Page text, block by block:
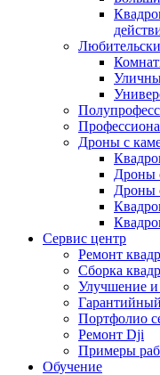
Дроны с
Дроны
Дроны
Сервис центр
Ремонт
Сборка
Улучшение и
Портфолио
Ремонт Dji
Примеры
Обучение